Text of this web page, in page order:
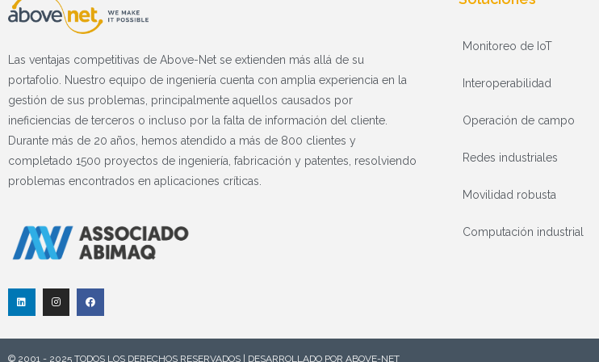
Las ventajas competitivas de Above-Net se extienden más allá de su
portafolio. Nuestro equipo de ingeniería cuenta con amplia experiencia en la
gestión de sus problemas, principalmente aquellos causados ​​por
ineficiencias de terceros o incluso por la falta de información del cliente.
Durante más de 20 años, hemos atendido a más de 800 clientes y
completado 1500 proyectos de ingeniería, fabricación y patentes, resolviendo
problemas encontrados en aplicaciones críticas.
i
d
n
g
a
o
Monitoreo de IoT
Interoperabilidad
Operación de campo
Redes industriales
Movilidad robusta
Computación industrial
© 2001 - 2025 TODOS LOS DERECHOS RESERVADOS | DESARROLLADO POR ABOVE-NET